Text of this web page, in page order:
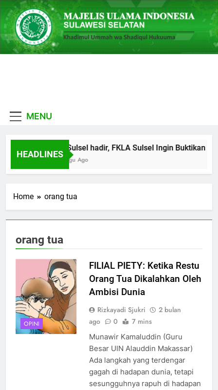
Skip
to
content
MENU
HEADLINES
MUI Sulsel hadir, FKLA Sulsel Ingin Buktikan
1 Minggu Ago
Home orang tua
orang tua
OPINI
FILIAL PIETY: Ketika Restu
Orang Tua Dikalahkan Oleh
Ambisi Dunia
Rizkayadi Sjukri
2 bulan
ago
0 7 mins
Munawir Kamaluddin (Guru
Besar UIN Alauddin Makassar)
Ada langkah yang terdengar
gagah di hadapan dunia, tetapi
sesungguhnya rapuh di hadapan